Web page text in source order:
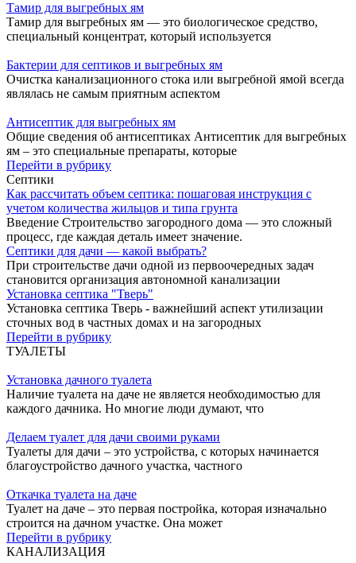
Тамир для выгребных ям
Тамир для выгребных ям — это биологическое средство,
специальный концентрат, который используется
Бактерии для септиков и выгребных ям
Очистка канализационного стока или выгребной ямой всегда
являлась не самым приятным аспектом
Антисептик для выгребных ям
Общие сведения об антисептиках Антисептик для выгребных
ям – это специальные препараты, которые
Перейти в рубрику
Септики
Как рассчитать объем септика: пошаговая инструкция с
учетом количества жильцов и типа грунта
Введение Строительство загородного дома — это сложный
процесс, где каждая деталь имеет значение.
Септики для дачи — какой выбрать?
При строительстве дачи одной из первоочередных задач
становится организация автономной канализации
Установка септика "Тверь"
Установка септика Тверь - важнейший аспект утилизации
сточных вод в частных домах и на загородных
Перейти в рубрику
ТУАЛЕТЫ
Установка дачного туалета
Наличие туалета на даче не является необходимостью для
каждого дачника. Но многие люди думают, что
Делаем туалет для дачи своими руками
Туалеты для дачи – это устройства, с которых начинается
благоустройство дачного участка, частного
Откачка туалета на даче
Туалет на даче – это первая постройка, которая изначально
строится на дачном участке. Она может
Перейти в рубрику
КАНАЛИЗАЦИЯ